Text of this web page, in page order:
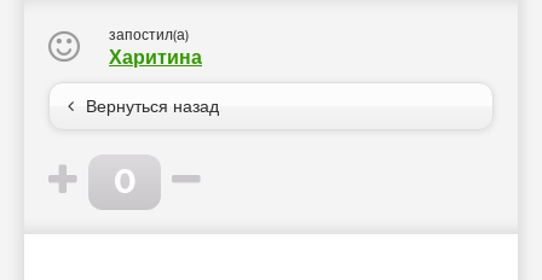
запостил(а)
Харитина
Вернуться назад
0